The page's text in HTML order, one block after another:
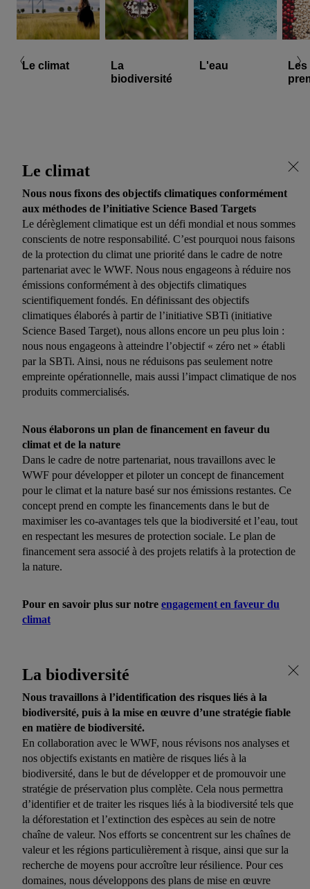
Le climat
La
biodiversité
L'eau
Le climat
Nous nous fixons des objectifs climatiques conformément
aux méthodes de l’initiative Science Based Targets
Le dérèglement climatique est un défi mondial et nous sommes
conscients de notre responsabilité. C’est pourquoi nous faisons
de la protection du climat une priorité dans le cadre de notre
partenariat avec le WWF. Nous nous engageons à réduire nos
émissions conformément à des objectifs climatiques
scientifiquement fondés. En définissant des objectifs
climatiques élaborés à partir de l’initiative SBTi (initiative
Science Based Target), nous allons encore un peu plus loin :
nous nous engageons à atteindre l’objectif « zéro net » établi
par la SBTi. Ainsi, nous ne réduisons pas seulement notre
empreinte opérationnelle, mais aussi l’impact climatique de nos
produits commercialisés.
Nous élaborons un plan de financement en faveur du
climat et de la nature
Dans le cadre de notre partenariat, nous travaillons avec le
WWF pour développer et piloter un concept de financement
pour le climat et la nature basé sur nos émissions restantes. Ce
concept prend en compte les financements dans le but de
maximiser les co-avantages tels que la biodiversité et l’eau, tout
en respectant les mesures de protection sociale. Le plan de
financement sera associé à des projets relatifs à la protection de
la nature.
Pour en savoir plus sur notre engagement en faveur du
climat
La biodiversité
Nous travaillons à l’identification des risques liés à la
biodiversité, puis à la mise en œuvre d’une stratégie fiable
en matière de biodiversité.
En collaboration avec le WWF, nous révisons nos analyses et
nos objectifs existants en matière de risques liés à la
biodiversité, dans le but de développer et de promouvoir une
stratégie de préservation plus complète. Cela nous permettra
d’identifier et de traiter les risques liés à la biodiversité tels que
la déforestation et l’extinction des espèces au sein de notre
chaîne de valeur. Nos efforts se concentrent sur les chaînes de
valeur et les régions particulièrement à risque, ainsi que sur la
recherche de moyens pour accroître leur résilience. Pour ces
domaines, nous développons des plans de mise en œuvre